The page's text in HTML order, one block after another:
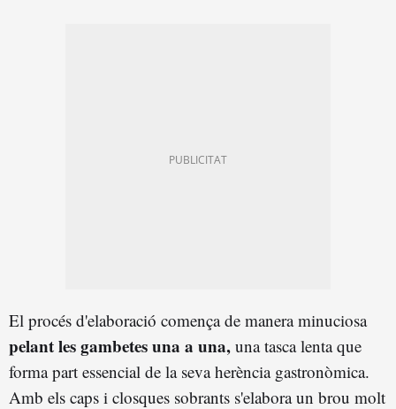
El procés d'elaboració comença de manera minuciosa
pelant les gambetes una a una, una tasca lenta que
forma part essencial de la seva herència gastronòmica.
Amb els caps i closques sobrants s'elabora un brou molt